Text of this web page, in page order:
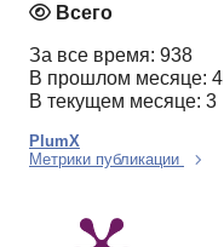
Всего
За все время: 938
В прошлом месяце: 4
В текущем месяце: 3
PlumX
Метрики публикации